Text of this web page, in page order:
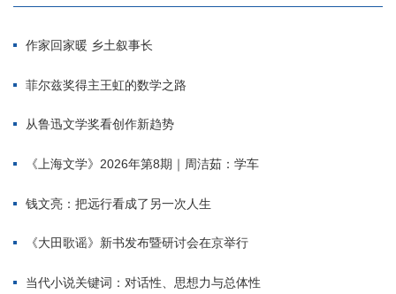
作家回家暖 乡土叙事长
菲尔兹奖得主王虹的数学之路
从鲁迅文学奖看创作新趋势
《上海文学》2026年第8期｜周洁茹：学车
钱文亮：把远行看成了另一次人生
《大田歌谣》新书发布暨研讨会在京举行
当代小说关键词：对话性、思想力与总体性